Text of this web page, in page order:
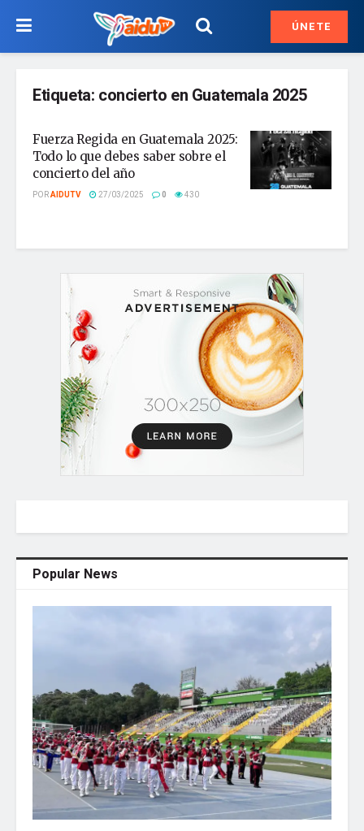
ÚNETE
Etiqueta: concierto en Guatemala 2025
Fuerza Regida en Guatemala 2025:
Todo lo que debes saber sobre el
concierto del año
PORAIDUTV 27/03/2025 0 430
Popular News